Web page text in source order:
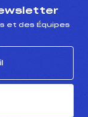
et des Équipes